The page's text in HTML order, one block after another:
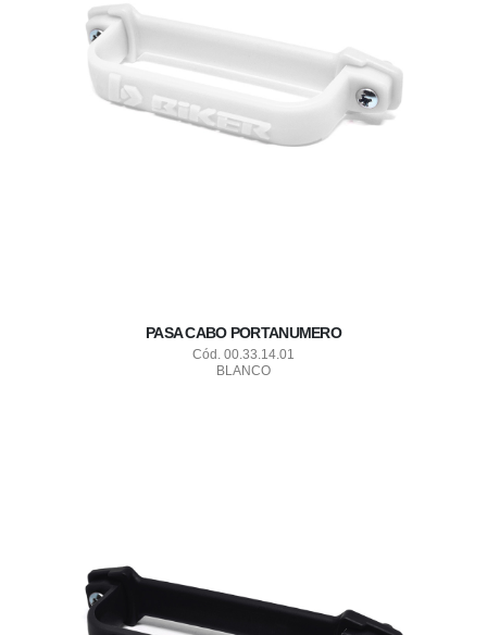
PASA CABO PORTANUMERO
Cód. 00.33.14.01
BLANCO